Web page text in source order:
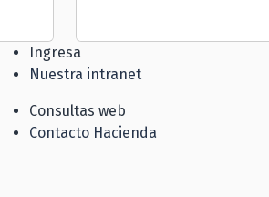
Ingresa
Nuestra intranet
Consultas web
Contacto Hacienda